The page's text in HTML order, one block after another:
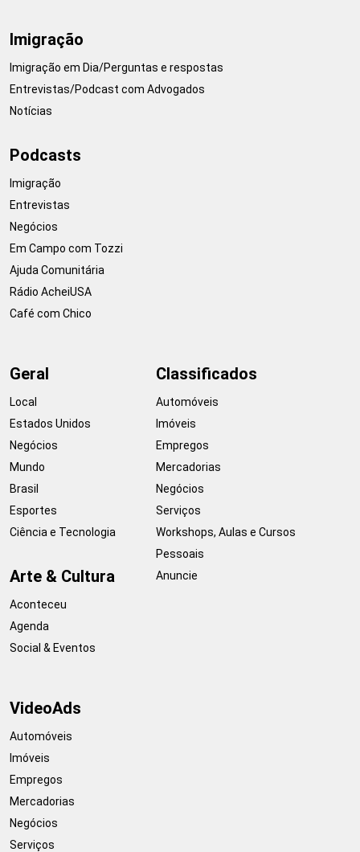
Imigração
Imigração em Dia/Perguntas e respostas
Entrevistas/Podcast com Advogados
Notícias
Podcasts
Imigração
Entrevistas
Negócios
Em Campo com Tozzi
Ajuda Comunitária
Rádio AcheiUSA
Café com Chico
Geral
Local
Estados Unidos
Negócios
Mundo
Brasil
Esportes
Ciência e Tecnologia
Arte & Cultura
Aconteceu
Agenda
Social & Eventos
Classificados
Automóveis
Imóveis
Empregos
Mercadorias
Negócios
Serviços
Workshops, Aulas e Cursos
Pessoais
Anuncie
VideoAds
Automóveis
Imóveis
Empregos
Mercadorias
Negócios
Serviços